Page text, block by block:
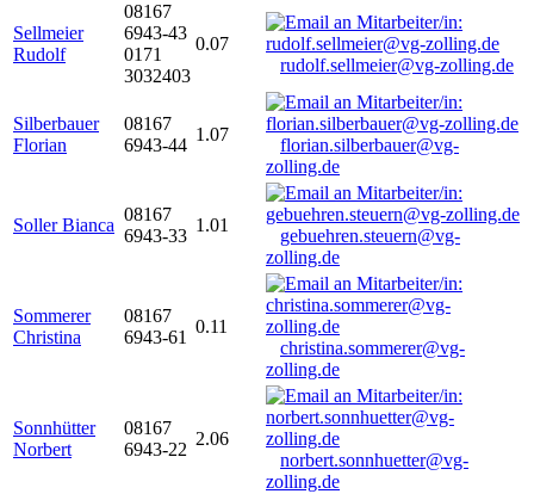
Sellmeier
Rudolf
08167
6943-43
0171
3032403
0.07
rudolf.sellmeier@vg-zolling.de
Silberbauer
Florian
08167
6943-44
1.07
florian.silberbauer@vg-
zolling.de
Soller Bianca
08167
6943-33
1.01
gebuehren.steuern@vg-
zolling.de
Sommerer
Christina
08167
6943-61
0.11
christina.sommerer@vg-
zolling.de
Sonnhütter
Norbert
08167
6943-22
2.06
norbert.sonnhuetter@vg-
zolling.de